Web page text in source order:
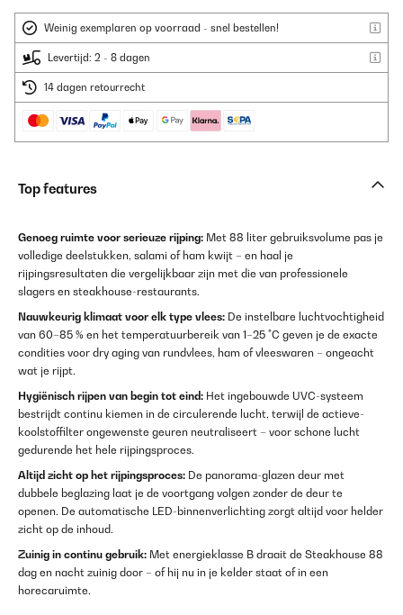
Weinig exemplaren op voorraad - snel bestellen!
Levertijd: 2 - 8 dagen
14 dagen retourrecht
Top features
Genoeg ruimte voor serieuze rijping: Met 88 liter gebruiksvolume pas je
volledige deelstukken, salami of ham kwijt – en haal je
rijpingsresultaten die vergelijkbaar zijn met die van professionele
slagers en steakhouse-restaurants.
Nauwkeurig klimaat voor elk type vlees: De instelbare luchtvochtigheid
van 60–85 % en het temperatuurbereik van 1–25 °C geven je de exacte
condities voor dry aging van rundvlees, ham of vleeswaren – ongeacht
wat je rijpt.
Hygiënisch rijpen van begin tot eind: Het ingebouwde UVC-systeem
bestrijdt continu kiemen in de circulerende lucht, terwijl de actieve-
koolstoffilter ongewenste geuren neutraliseert – voor schone lucht
gedurende het hele rijpingsproces.
Altijd zicht op het rijpingsproces: De panorama-glazen deur met
dubbele beglazing laat je de voortgang volgen zonder de deur te
openen. De automatische LED-binnenverlichting zorgt altijd voor helder
zicht op de inhoud.
Zuinig in continu gebruik: Met energieklasse B draait de Steakhouse 88
dag en nacht zuinig door – of hij nu in je kelder staat of in een
horecaruimte.